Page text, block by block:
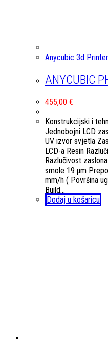
Anycubic 3d Printer
ANYCUBIC
455,00 €
Konstrukcijski i
Jednobojni LCD
UV izvor svjetla
LCD-a Resin
Razlučivost
smole 19 µm
mm/h ( Površina
Build…
Dodaj u košaricu